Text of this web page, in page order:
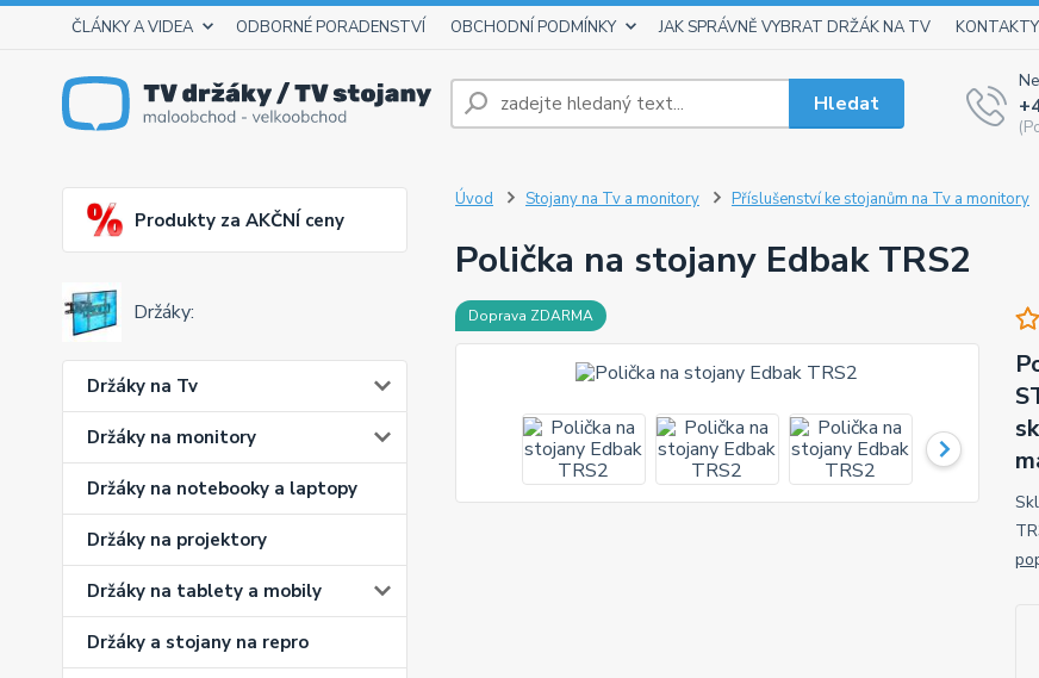
ČLÁNKY A VIDEA ODBORNÉ PORADENSTVÍ OBCHODNÍ PODMÍNKY JAK SPRÁVNĚ VYBRAT DRŽÁK NA TV KONTAKTY
Hledat
Produkty za AKČNÍ ceny
Držáky:
Držáky na Tv
Držáky na monitory
Držáky na notebooky a laptopy
Držáky na projektory
Držáky na tablety a mobily
Držáky a stojany na repro
Úvod Stojany na Tv a monitory Příslušenství ke stojanům na Tv a monitory
Polička na stojany Edbak TRS2
Doprava ZDARMA